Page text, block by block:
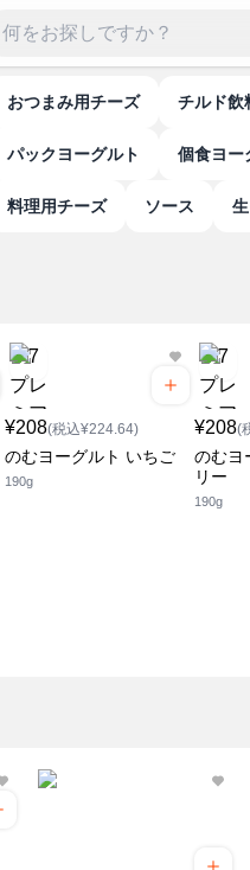
おつまみ用チーズ チルド
パックヨーグルト 個食ヨ
料理用チーズ ソース
¥208(税込¥224.64)
のむヨーグルト いちご
190g
¥208(
のむヨ
リー
190g